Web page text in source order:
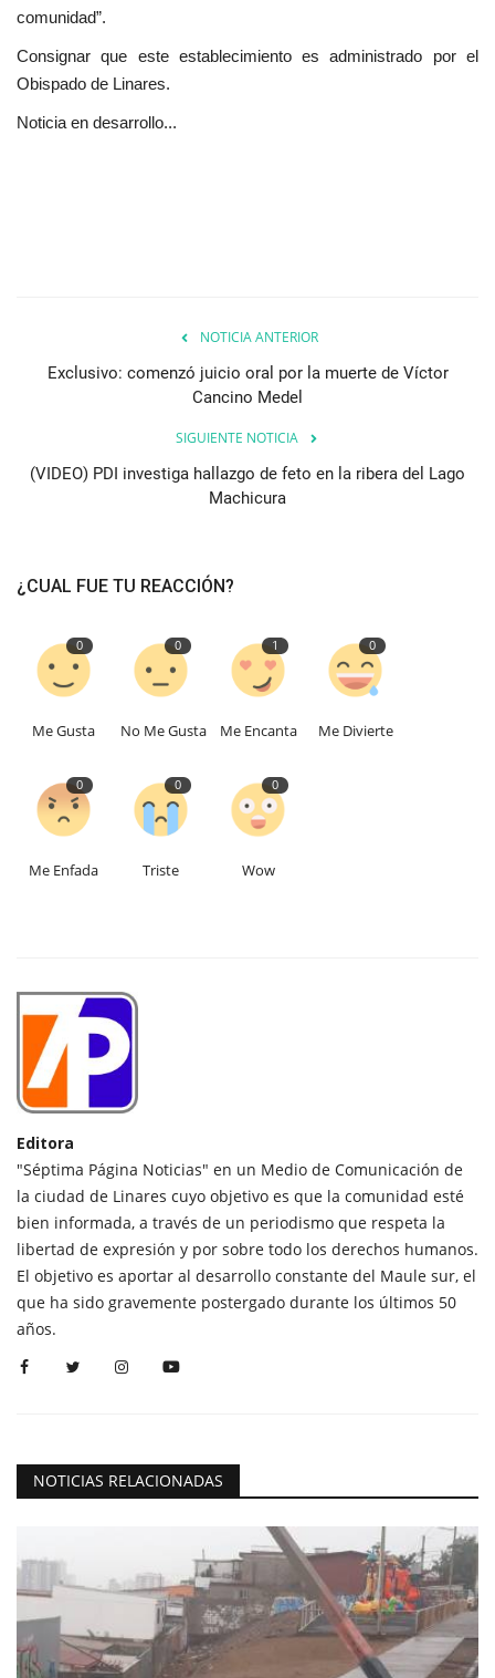
comunidad”.
Consignar que este establecimiento es administrado por el
Obispado de Linares.
Noticia en desarrollo...
NOTICIA ANTERIOR
Exclusivo: comenzó juicio oral por la muerte de Víctor
Cancino Medel
SIGUIENTE NOTICIA
(VIDEO) PDI investiga hallazgo de feto en la ribera del Lago
Machicura
¿CUAL FUE TU REACCIÓN?
0
Me Gusta
0
No Me Gusta
1
Me Encanta
0
Me Divierte
0
Me Enfada
0
Triste
0
Wow
Editora
"Séptima Página Noticias" en un Medio de Comunicación de
la ciudad de Linares cuyo objetivo es que la comunidad esté
bien informada, a través de un periodismo que respeta la
libertad de expresión y por sobre todo los derechos humanos.
El objetivo es aportar al desarrollo constante del Maule sur, el
que ha sido gravemente postergado durante los últimos 50
años.
NOTICIAS RELACIONADAS